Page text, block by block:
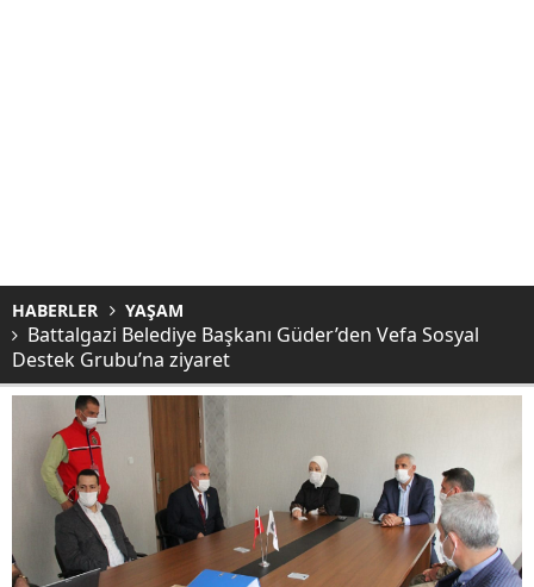
HABERLER YAŞAM
Battalgazi Belediye Başkanı Güder’den Vefa Sosyal
Destek Grubu’na ziyaret